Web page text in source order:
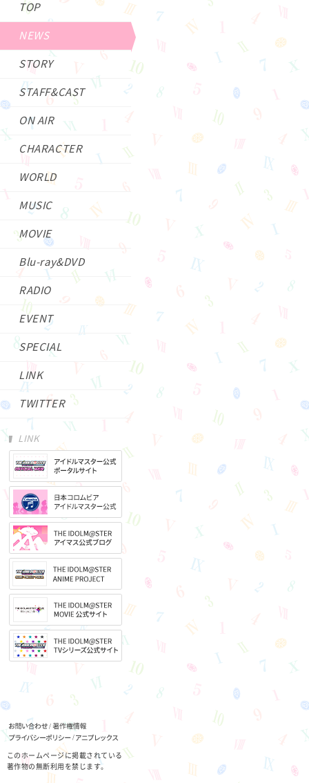
TOP
NEWS
STORY
STAFF&CAST
ON AIR
CHARACTER
WORLD
MUSIC
MOVIE
Blu-ray&DVD
RADIO
EVENT
SPECIAL
LINK
TWITTER
LINK
このホームページに掲載されている
著作物の無断利用を禁じます。